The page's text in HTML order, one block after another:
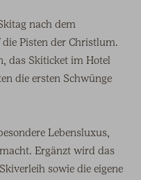
nach dem
Pisten der Christlum.
das Skiticket im Hotel
die ersten Schwünge
Lebensluxus,
Ergänzt wird das
sowie die eigene